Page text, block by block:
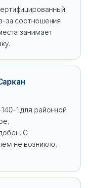
за соотношения
занимает
1 для районной
С
не возникло,